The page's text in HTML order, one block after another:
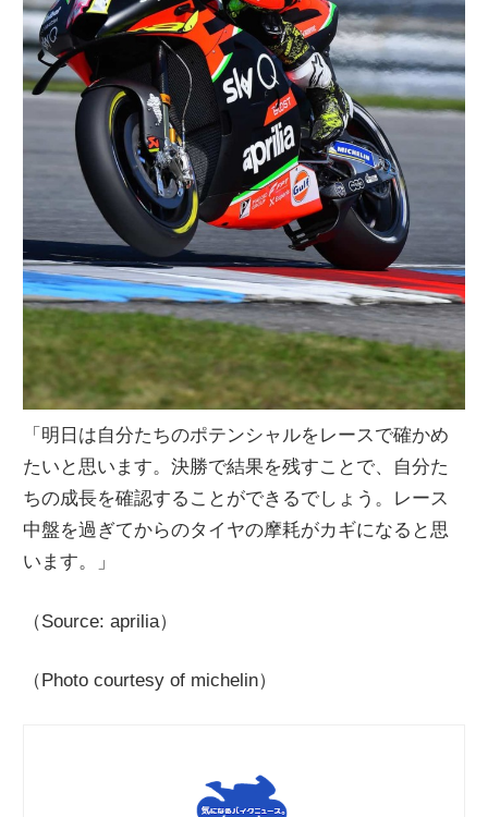
「明日は自分たちのポテンシャルをレースで確かめ
たいと思います。決勝で結果を残すことで、自分た
ちの成長を確認することができるでしょう。レース
中盤を過ぎてからのタイヤの摩耗がカギになると思
います。」
（Source: aprilia）
（Photo courtesy of michelin）